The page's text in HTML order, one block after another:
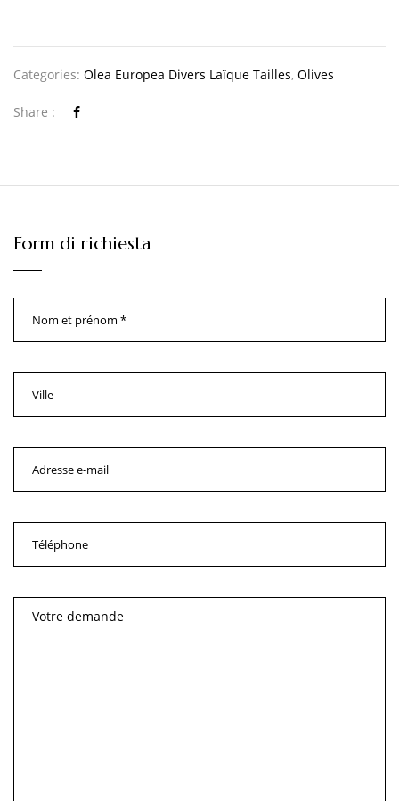
Categories: Olea Europea Divers Laïque Tailles, Olives
Share :
Form di richiesta